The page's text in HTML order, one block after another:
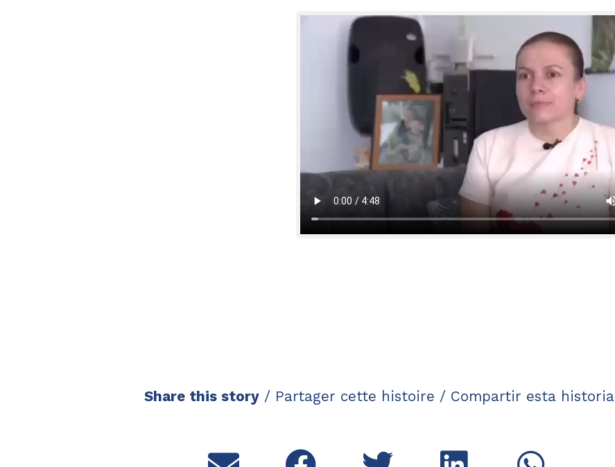
Share this story / Partager cette histoire / Compartir esta historia